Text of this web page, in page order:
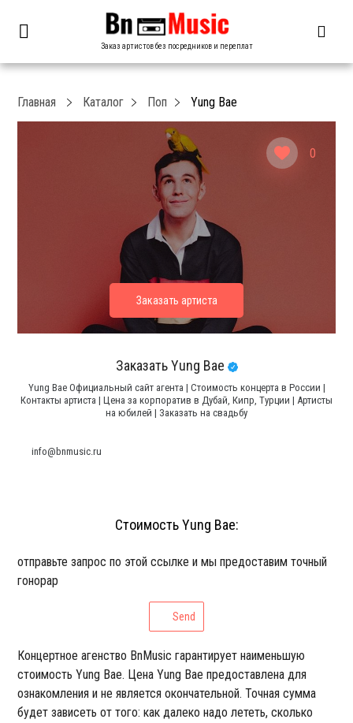
Заказ артистов без посредников и переплат
0
Главная Каталог Поп Yung Bae
Заказать Yung Bae
Yung Bae Официальный сайт агента | Стоимость концерта в России |
Контакты артиста | Цена за корпоратив в Дубай, Кипр, Турции | Артисты
на юбилей | Заказать на свадьбу
info@bnmusic.ru
Стоимость Yung Bae:
отправьте запрос по этой ссылке и мы предоставим точный
гонорар
Send
Концертное агенство BnMusic гарантирует наименьшую
стоимость Yung Bae. Цена Yung Bae предоставлена для
ознакомления и не является окончательной. Точная сумма
будет зависеть от того: как далеко надо лететь, сколько